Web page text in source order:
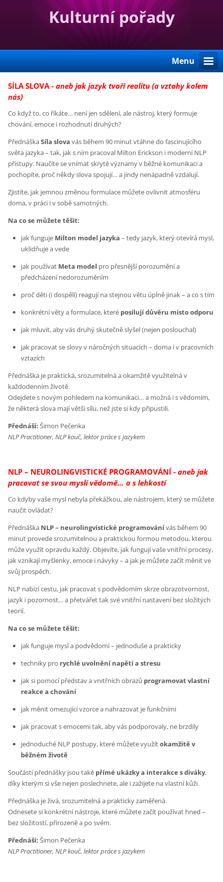
Kulturní pořady
Menu
SÍLA SLOVA -aneb jak jazyk tvoří realitu (a vztahy kolem
nás)
Co když to, co říkáte… není jen sdělení, ale nástroj, který formuje
chování, emoce i rozhodnutí druhých?
PřednáškaSíla slova vás během 90 minut vtáhne do fascinujícího
světa jazyka – tak, jak s ním pracoval Milton Erickson i moderní NLP
přístupy. Naučíte se vnímat skryté významy v běžné komunikaci a
pochopíte, proč někdy slova spojují… a jindy nenápadně vzdalují.
Zjistíte, jak jemnou změnou formulace můžete ovlivnit atmosféru
doma, v práci i v sobě samotných.
Na co se můžete těšit:
jak funguje Milton model jazyka – tedy jazyk, který otevírá mysl,
uklidňuje a vede
jak používat Meta model pro přesnější porozumění a
předcházení nedorozuměním
proč děti (i dospělí) reagují na stejnou větu úplně jinak – a co s tím
konkrétní věty a formulace, které posilují důvěru místo odporu
jak mluvit, aby vás druhý skutečně slyšel (nejen poslouchal)
jak pracovat se slovy v náročných situacích – doma i v pracovních
vztazích
Přednáška je praktická, srozumitelná a okamžitě využitelná v
každodenním životě.
Odejdete s novým pohledem na komunikaci… a možná i s vědomím,
že některá slova mají větší sílu, než jste si kdy připustili.
Přednáší: Šimon Pečenka
NLP Practitioner, NLP kouč, lektor práce s jazykem
NLP – NEUROLINGVISTICKÉ PROGRAMOVÁNÍ -aneb jak
pracovat se svou myslí vědomě… a s lehkostí
Co kdyby vaše mysl nebyla překážkou, ale nástrojem, který se můžete
naučit ovládat?
Přednáška NLP – neurolingvistické programovánívás během 90
minut provede srozumitelnou a praktickou formou metodou, kterou
může využít opravdu každý. Objevíte, jak fungují vaše vnitřní procesy,
jak vznikají myšlenky, emoce i návyky – a jak je můžete začít měnit ve
svůj prospěch.
NLP nabízí cestu, jak pracovat s podvědomím skrze obrazotvornost,
jazyk i pozornost… a přetvářet tak své vnitřní nastavení bez složitých
teorií.
Na co se můžete těšit:
jak funguje mysl a podvědomí – jednoduše a prakticky
techniky pro rychlé uvolnění napětí a stresu
jak si pomocí představ a vnitřních obrazů programovat vlastní
reakce a chování
jak měnit omezující vzorce a nahrazovat je funkčními
jak pracovat s emocemi tak, aby vás podporovaly, ne brzdily
jednoduché NLP postupy, které můžete využítokamžitě v
běžném životě
Součástí přednášky jsou také přímé ukázky a interakce s diváky,
díky kterým si vše nejen poslechnete, ale i zažijete na vlastní kůži.
Přednáška je živá, srozumitelná a prakticky zaměřená.
Odnesete si konkrétní nástroje, které můžete začít používat hned –
bez složitostí, přirozeně a po svém.
Přednáší: Šimon Pečenka
NLP Practitioner, NLP kouč, lektor práce s jazykem